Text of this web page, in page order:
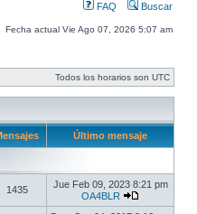
FAQ Buscar
Fecha actual Vie Ago 07, 2026 5:07 am
Todos los horarios son UTC
Último mensaje
1435
Jue Feb 09, 2023 8:21 pm
OA4BLR